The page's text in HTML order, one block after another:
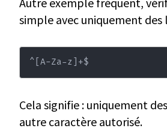
simple avec uniquement des
^ A-Za-z +$
Cela signifie : uniquement
autre caractère autorisé.